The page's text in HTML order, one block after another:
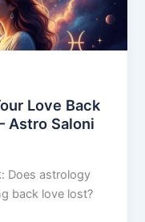
Love Back
Astro Saloni
Does astrology
back love lost?